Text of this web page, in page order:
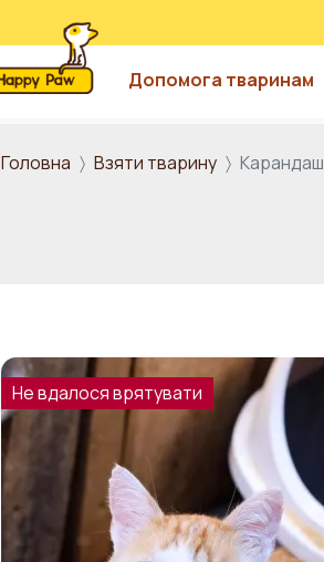
Допомога тваринам
Головна Взяти тварину Карандаш
Не вдалося врятувати